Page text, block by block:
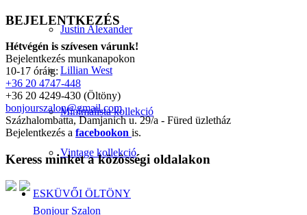
Justin Alexander
Lillian West
Minimalista kollekció
Vintage kollekció
ESKÜVŐI ÖLTÖNY
BEJELENTKEZÉS
Hétvégén is szívesen várunk!
Bejelentkezés munkanapokon
10-17 óráig:
+36 20 4747-448
+36 20 4249-430 (Öltöny)
bonjourszalon@gmail.com
Százhalombatta, Damjanich u. 29/a - Füred üzletház
Bejelentkezés a facebookon is.
Keress minket a közösségi oldalakon
Bonjour Szalon